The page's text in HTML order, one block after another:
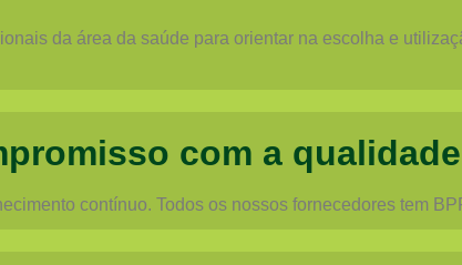
da área da saúde para orientar na escolha e
com a qualidade
contínuo. Todos os nossos fornecedores tem